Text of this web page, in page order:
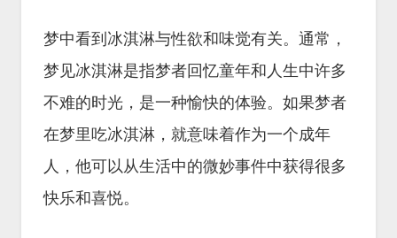
梦中看到冰淇淋与性欲和味觉有关。通常，
梦见冰淇淋是指梦者回忆童年和人生中许多
不难的时光，是一种愉快的体验。如果梦者
在梦里吃冰淇淋，就意味着作为一个成年
人，他可以从生活中的微妙事件中获得很多
快乐和喜悦。